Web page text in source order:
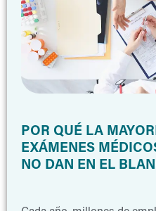
POR QUÉ LA
EXÁMENES
NO DAN EN EL